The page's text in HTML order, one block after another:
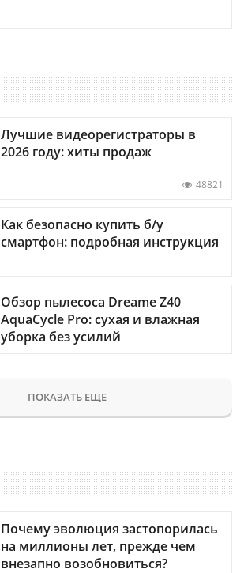
Лучшие видеорегистраторы в
2026 году: хиты продаж
48821
Как безопасно купить б/у
смартфон: подробная инструкция
Обзор пылесоса Dreame Z40
AquaCycle Pro: сухая и влажная
уборка без усилий
ПОКАЗАТЬ ЕЩЕ
Почему эволюция застопорилась
на миллионы лет, прежде чем
внезапно возобновиться?